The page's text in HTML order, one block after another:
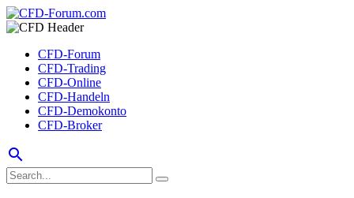
CFD-Forum
CFD-Trading
CFD-Online
CFD-Handeln
CFD-Demokonto
CFD-Broker
search